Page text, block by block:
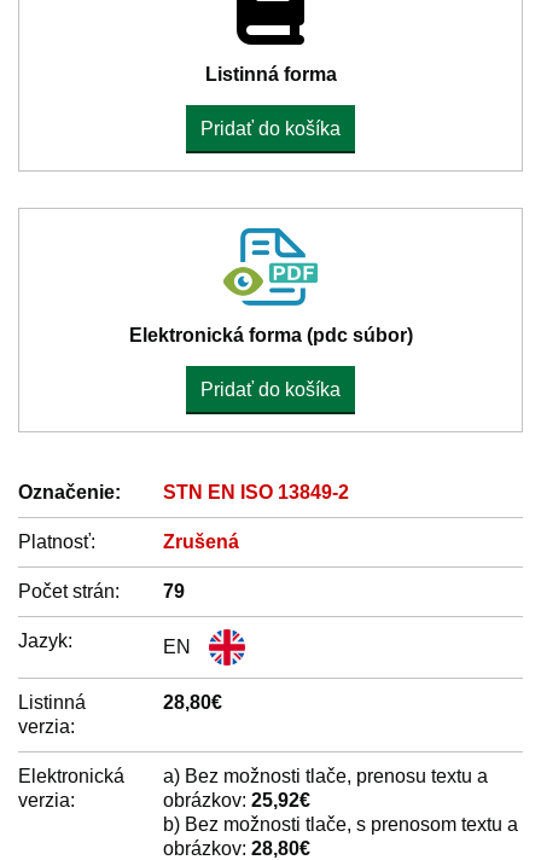
Listinná forma
Pridať do košíka
Elektronická forma (pdc súbor)
Pridať do košíka
Označenie: STN EN ISO 13849-2
Platnosť: Zrušená
Počet strán: 79
Jazyk: EN
Listinná
verzia:
28,80€
Elektronická
verzia:
a) Bez možnosti tlače, prenosu textu a
obrázkov: 25,92€
b) Bez možnosti tlače, s prenosom textu a
obrázkov: 28,80€